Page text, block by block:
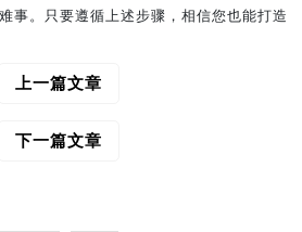
上一篇文章
下一篇文章